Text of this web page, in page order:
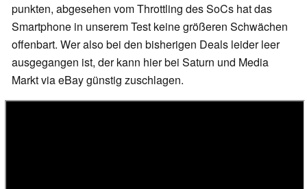
punkten, abgesehen vom Throttling des SoCs hat das
Smartphone in unserem Test keine größeren Schwächen
offenbart. Wer also bei den bisherigen Deals leider leer
ausgegangen ist, der kann hier bei Saturn und Media
Markt via eBay günstig zuschlagen.